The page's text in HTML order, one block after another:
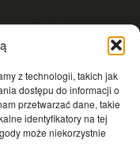
z technologii, takich jak
dostępu do informacji o
przetwarzać dane, takie
identyfikatory na tej
może niekorzystnie
4601
4363
3639